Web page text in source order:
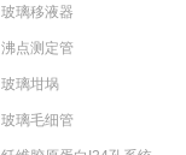
玻璃移液器
沸点测定管
玻璃坩埚
玻璃毛细管